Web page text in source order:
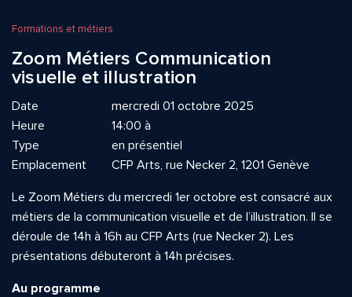
Formations et métiers
Zoom Métiers Communication
visuelle et illustration
Date
mercredi 01 octobre 2025
Heure
14:00 à
Type
en présentiel
Emplacement
CFP Arts, rue Necker 2, 1201 Genève
Le Zoom Métiers du mercredi 1er octobre est consacré aux
métiers de la communication visuelle et de l’illustration. Il se
déroule de 14h à 16h au CFP Arts (rue Necker 2). Les
présentations débuteront à 14h précises.
Au programme